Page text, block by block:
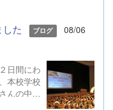
た ブログ
08/06
日間にわ
本校学校
んの中学